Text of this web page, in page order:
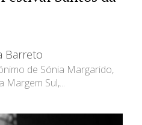
Barreto
de Sónia Margarido,
Margem Sul,...